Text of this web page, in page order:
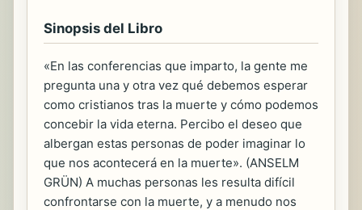
Sinopsis del Libro
«En las conferencias que imparto, la gente me
pregunta una y otra vez qué debemos esperar
como cristianos tras la muerte y cómo podemos
concebir la vida eterna. Percibo el deseo que
albergan estas personas de poder imaginar lo
que nos acontecerá en la muerte». (ANSELM
GRÜN) A muchas personas les resulta difícil
confrontarse con la muerte, y a menudo nos